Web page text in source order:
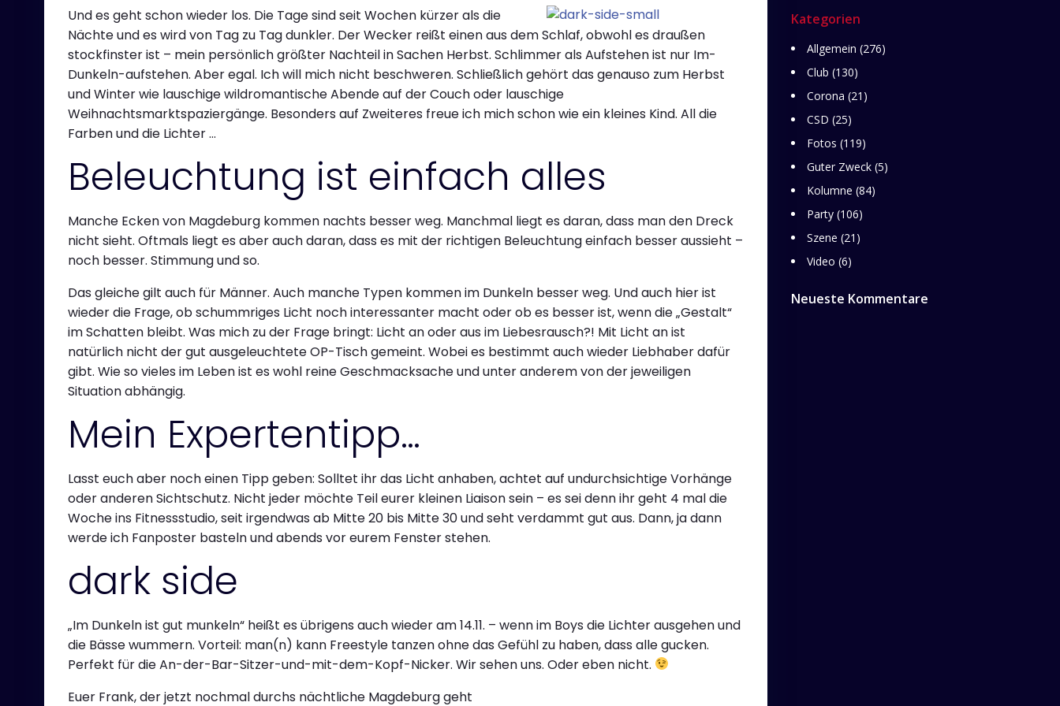
Und es geht schon wieder los. Die Tage sind seit Wochen kürzer als die
Nächte und es wird von Tag zu Tag dunkler. Der Wecker reißt einen aus dem Schlaf, obwohl es draußen
stockfinster ist – mein persönlich größter Nachteil in Sachen Herbst. Schlimmer als Aufstehen ist nur Im-
Dunkeln-aufstehen. Aber egal. Ich will mich nicht beschweren. Schließlich gehört das genauso zum Herbst
und Winter wie lauschige wildromantische Abende auf der Couch oder lauschige
Weihnachtsmarktspaziergänge. Besonders auf Zweiteres freue ich mich schon wie ein kleines Kind. All die
Farben und die Lichter …
Beleuchtung ist einfach alles
Manche Ecken von Magdeburg kommen nachts besser weg. Manchmal liegt es daran, dass man den Dreck
nicht sieht. Oftmals liegt es aber auch daran, dass es mit der richtigen Beleuchtung einfach besser aussieht –
noch besser. Stimmung und so.
Das gleiche gilt auch für Männer. Auch manche Typen kommen im Dunkeln besser weg. Und auch hier ist
wieder die Frage, ob schummriges Licht noch interessanter macht oder ob es besser ist, wenn die „Gestalt“
im Schatten bleibt. Was mich zu der Frage bringt: Licht an oder aus im Liebesrausch?! Mit Licht an ist
natürlich nicht der gut ausgeleuchtete OP-Tisch gemeint. Wobei es bestimmt auch wieder Liebhaber dafür
gibt. Wie so vieles im Leben ist es wohl reine Geschmacksache und unter anderem von der jeweiligen
Situation abhängig.
Mein Expertentipp…
Lasst euch aber noch einen Tipp geben: Solltet ihr das Licht anhaben, achtet auf undurchsichtige Vorhänge
oder anderen Sichtschutz. Nicht jeder möchte Teil eurer kleinen Liaison sein – es sei denn ihr geht 4 mal die
Woche ins Fitnessstudio, seit irgendwas ab Mitte 20 bis Mitte 30 und seht verdammt gut aus. Dann, ja dann
werde ich Fanposter basteln und abends vor eurem Fenster stehen.
dark side
„Im Dunkeln ist gut munkeln“ heißt es übrigens auch wieder am 14.11. – wenn im Boys die Lichter ausgehen und
die Bässe wummern. Vorteil: man(n) kann Freestyle tanzen ohne das Gefühl zu haben, dass alle gucken.
Perfekt für die An-der-Bar-Sitzer-und-mit-dem-Kopf-Nicker. Wir sehen uns. Oder eben nicht.
Euer Frank, der jetzt nochmal durchs nächtliche Magdeburg geht
Kategorien
Allgemein (276)
Club (130)
Corona (21)
CSD (25)
Fotos (119)
Guter Zweck(5)
Kolumne (84)
Party(106)
Szene (21)
Video (6)
Neueste Kommentare